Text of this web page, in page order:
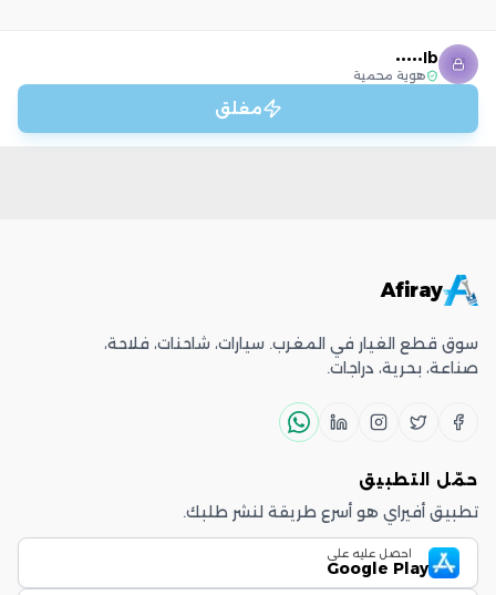
Ib•••••
هوية محمية
مغلق
Afiray
سوق قطع الغيار في المغرب. سيارات، شاحنات، فلاحة،
صناعة، بحرية، دراجات.
حمّل التطبيق
تطبيق أفيراي هو أسرع طريقة لنشر طلبك.
احصل عليه على
Google Play